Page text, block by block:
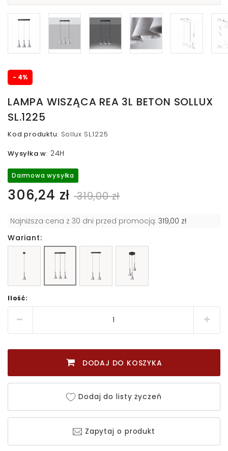
- 4%
LAMPA WISZĄCA REA 3L BETON SOLLUX
SL.1225
Kod produktu: Sollux SL.1225
Wysyłka w: 24H
Darmowa wysyłka
306,24 zł 319,00 zł
Najniższa cena z 30 dni przed promocją: 319,00 zł
Wariant:
Ilość:
DODAJ DO KOSZYKA
Dodaj do listy życzeń
Zapytaj o produkt